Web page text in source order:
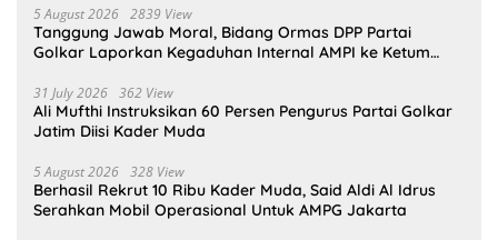
5 August 2026 2839 View
Tanggung Jawab Moral, Bidang Ormas DPP Partai
Golkar Laporkan Kegaduhan Internal AMPI ke Ketum
31 July 2026 362 View
Ali Mufthi Instruksikan 60 Persen Pengurus Partai Golkar
Jatim Diisi Kader Muda
5 August 2026 328 View
Berhasil Rekrut 10 Ribu Kader Muda, Said Aldi Al Idrus
Serahkan Mobil Operasional Untuk AMPG Jakarta